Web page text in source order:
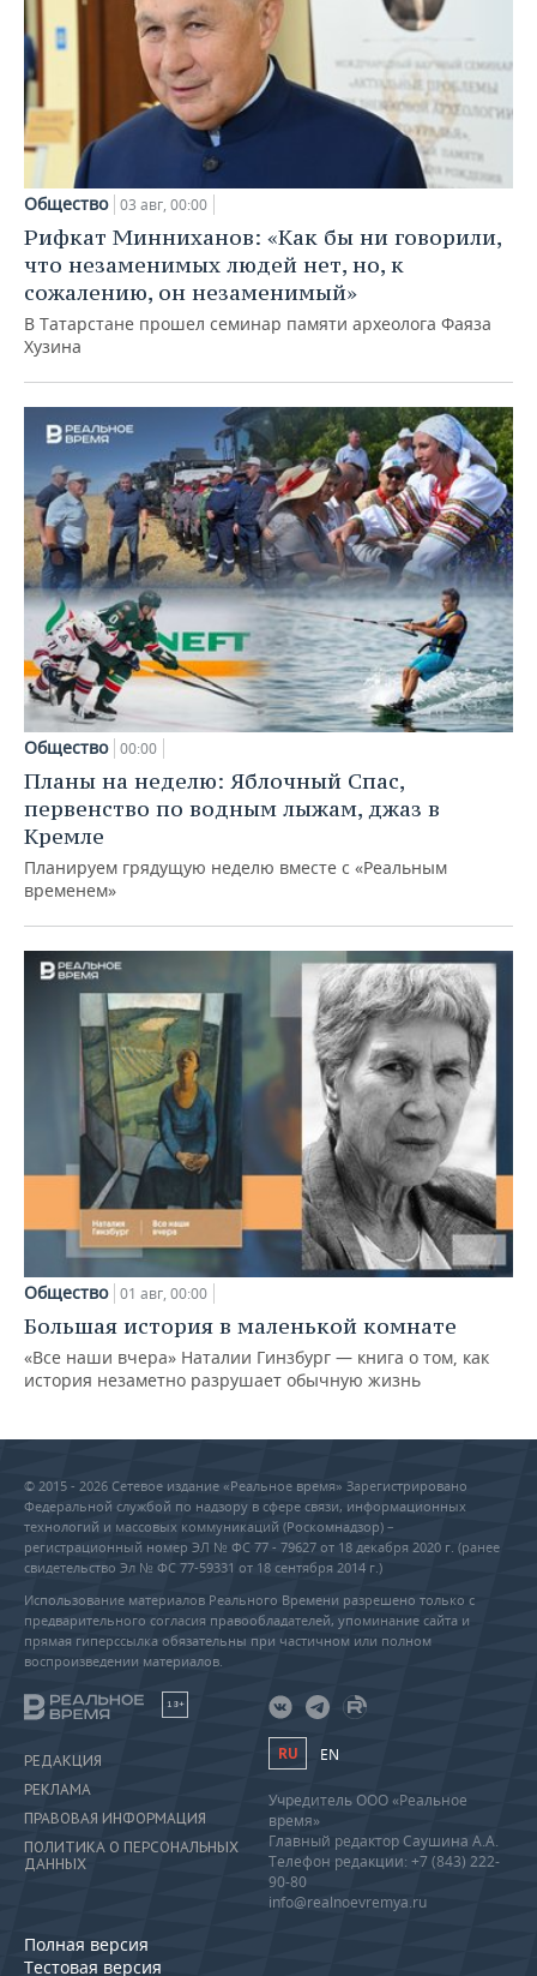
Общество 03 авг, 00:00
Рифкат Минниханов: «Как бы ни говорили,
что незаменимых людей нет, но, к
сожалению, он незаменимый»
В Татарстане прошел семинар памяти археолога Фаяза
Хузина
Общество 00:00
Планы на неделю: Яблочный Спас,
первенство по водным лыжам, джаз в
Кремле
Планируем грядущую неделю вместе с «Реальным
временем»
Общество 01 авг, 00:00
Большая история в маленькой комнате
«Все наши вчера» Наталии Гинзбург — книга о том, как
история незаметно разрушает обычную жизнь
© 2015 - 2026 Сетевое издание «Реальное время» Зарегистрировано
Федеральной службой по надзору в сфере связи, информационных
технологий и массовых коммуникаций (Роскомнадзор) –
регистрационный номер ЭЛ № ФС 77 - 79627 от 18 декабря 2020 г. (ранее
свидетельство Эл № ФС 77-59331 от 18 сентября 2014 г.)
Использование материалов Реального Времени разрешено только с
предварительного согласия правообладателей, упоминание сайта и
прямая гиперссылка обязательны при частичном или полном
воспроизведении материалов.
18+
РЕДАКЦИЯ
РЕКЛАМА
ПРАВОВАЯ ИНФОРМАЦИЯ
ПОЛИТИКА О ПЕРСОНАЛЬНЫХ
ДАННЫХ
Полная версия
Тестовая версия
RU EN
Учредитель ООО «Реальное
время»
Главный редактор Саушина А.А.
Телефон редакции: +7 (843) 222-
90-80
info@realnoevremya.ru